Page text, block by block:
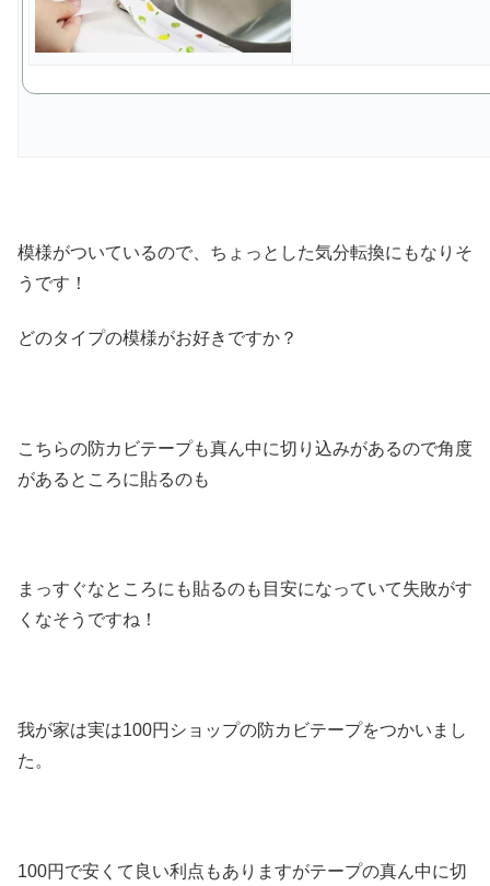
模様がついているので、ちょっとした気分転換にもなりそ
うです！
どのタイプの模様がお好きですか？
こちらの防カビテープも真ん中に切り込みがあるので角度
があるところに貼るのも
まっすぐなところにも貼るのも目安になっていて失敗がす
くなそうですね！
我が家は実は100円ショップの防カビテープをつかいまし
た。
100円で安くて良い利点もありますがテープの真ん中に切